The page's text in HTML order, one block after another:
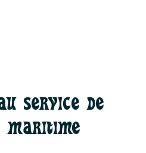
service de